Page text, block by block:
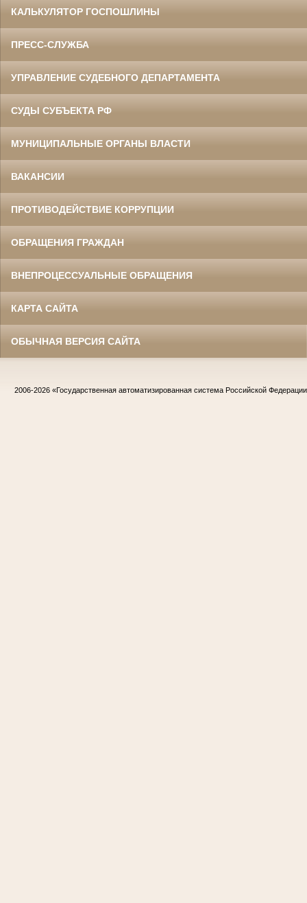
КАЛЬКУЛЯТОР ГОСПОШЛИНЫ
ПРЕСС-СЛУЖБА
УПРАВЛЕНИЕ СУДЕБНОГО ДЕПАРТАМЕНТА
СУДЫ СУБЪЕКТА РФ
МУНИЦИПАЛЬНЫЕ ОРГАНЫ ВЛАСТИ
ВАКАНСИИ
ПРОТИВОДЕЙСТВИЕ КОРРУПЦИИ
ОБРАЩЕНИЯ ГРАЖДАН
ВНЕПРОЦЕССУАЛЬНЫЕ ОБРАЩЕНИЯ
КАРТА САЙТА
ОБЫЧНАЯ ВЕРСИЯ САЙТА
2006-2026 «Государственная автоматизированная система Российской